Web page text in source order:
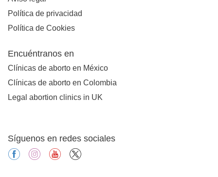
Política de privacidad
Política de Cookies
Encuéntranos en
Clínicas de aborto en México
Clínicas de aborto en Colombia
Legal abortion clinics in UK
Síguenos en redes sociales
facebookinstagramyoutube